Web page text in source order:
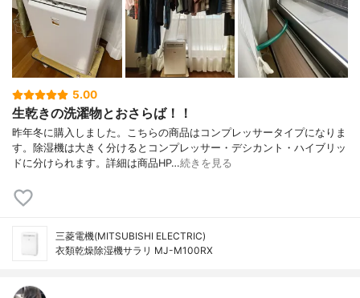
5.00
生乾きの洗濯物とおさらば！！
昨年冬に購入しました。こちらの商品はコンプレッサータイプになりま
す。除湿機は大きく分けるとコンプレッサー・デシカント・ハイブリッ
ドに分けられます。詳細は商品HP…続きを見る
三菱電機(MITSUBISHI ELECTRIC)
衣類乾燥除湿機サラリ MJ-M100RX